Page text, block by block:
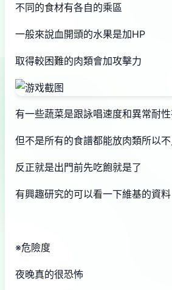
不同的食材有各自的乘區
一般來說血開頭的水果是加HP
取得較困難的肉類會加攻擊力
有一些蔬菜是跟詠唱速度和異常耐
但不是所有的食譜都能放肉類所以
反正就是出門前先吃飽就是了
有興趣研究的可以看一下維基的資料
※危險度
夜晚真的很恐怖